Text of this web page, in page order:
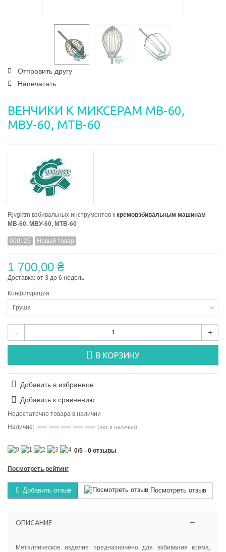
Отправить другу
Напечатать
ВЕНЧИКИ К МИКСЕРАМ МВ-60,
МВУ-60, МТВ-60
Rjvgktrn взбивальных инструментов к кремовзбивальным машинам
МВ-60, МВУ-60, МТВ-60
000125 Новый товар
1 700,00 ₴
Доставка: от 3 до 6 недель
Конфигурация
Груша
- +
В КОРЗИНУ
Добавить в избранное
Добавить к сравнению
Недостаточно товара в наличии
Наличие:
(нет в наличии)
0/5 - 0 отзывы
Посмотреть рейтинг
Добавить отзыв Посмотреть отзыв
ОПИСАНИЕ
Металлическое изделие предназначено для взбивания крема,